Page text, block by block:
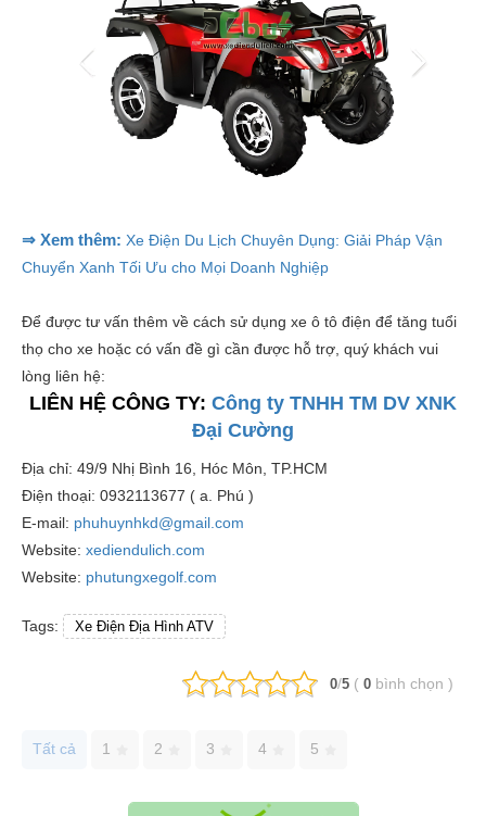
⇒ Xem thêm: Xe Điện Du Lịch Chuyên Dụng: Giải Pháp Vận
Chuyển Xanh Tối Ưu cho Mọi Doanh Nghiệp
Để được tư vấn thêm về cách sử dụng xe ô tô điện để tăng tuổi
thọ cho xe hoặc có vấn đề gì cần được hỗ trợ, quý khách vui
lòng liên hệ:
LIÊN HỆ CÔNG TY: Công ty TNHH TM DV XNK
Đại Cường
Địa chỉ: 49/9 Nhị Bình 16, Hóc Môn, TP.HCM
Điện thoại: 0932113677 ( a. Phú )
E-mail: phuhuynhkd@gmail.com
Website: xediendulich.com
Website: phutungxegolf.com
Tags: Xe Điện Địa Hình ATV
0/5 ( 0 bình chọn )
Tất cả 1 2 3 4 5